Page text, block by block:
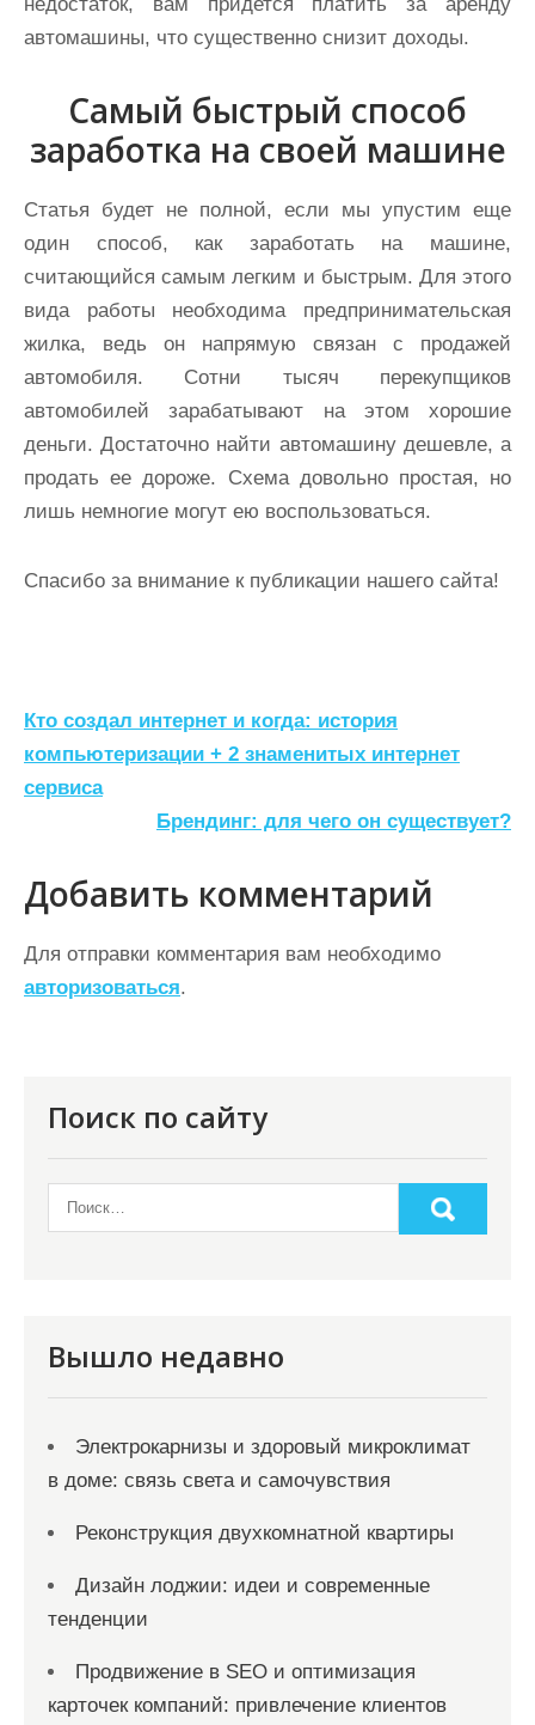
автомашины, что существенно снизит доходы.
Самый быстрый способ
заработка на своей машине
Статья будет не полной, если мы упустим еще
один способ, как заработать на машине,
считающийся самым легким и быстрым. Для этого
вида работы необходима предпринимательская
жилка, ведь он напрямую связан с продажей
автомобиля. Сотни тысяч перекупщиков
автомобилей зарабатывают на этом хорошие
деньги. Достаточно найти автомашину дешевле, а
продать ее дороже. Схема довольно простая, но
лишь немногие могут ею воспользоваться.
Спасибо за внимание к публикации нашего сайта!
Н
а
в
г
а
ц
и
м
Кто создал интернет и когда: история
компьютеризации + 2 знаменитых интернет
сервиса
Брендинг: для чего он существует?
Добавить комментарий
Для отправки комментария вам необходимо
авторизоваться.
Поиск по сайту
Вышло недавно
Электрокарнизы и здоровый микроклимат
в доме: связь света и самочувствия
Реконструкция двухкомнатной квартиры
Дизайн лоджии: идеи и современные
тенденции
Продвижение в SEO и оптимизация
карточек компаний: привлечение клиентов